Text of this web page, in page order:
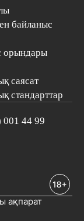
байланыс
орындары
саясат
стандарттар
001 44 99
ақпарат